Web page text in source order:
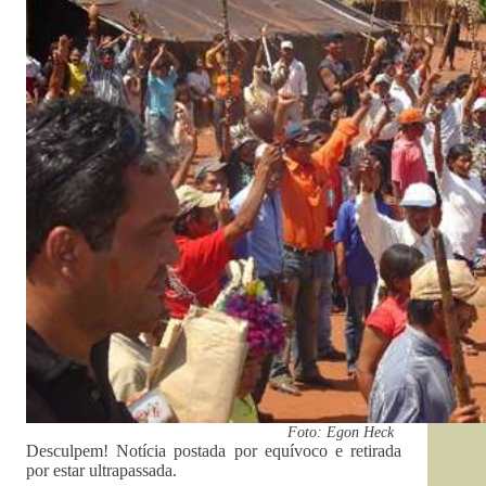
Foto: Egon Heck
Desculpem! Notícia postada por equívoco e retirada
por estar ultrapassada.